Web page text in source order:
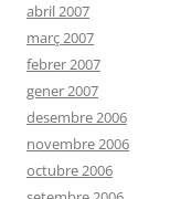
abril 2007
març 2007
febrer 2007
gener 2007
desembre 2006
novembre 2006
octubre 2006